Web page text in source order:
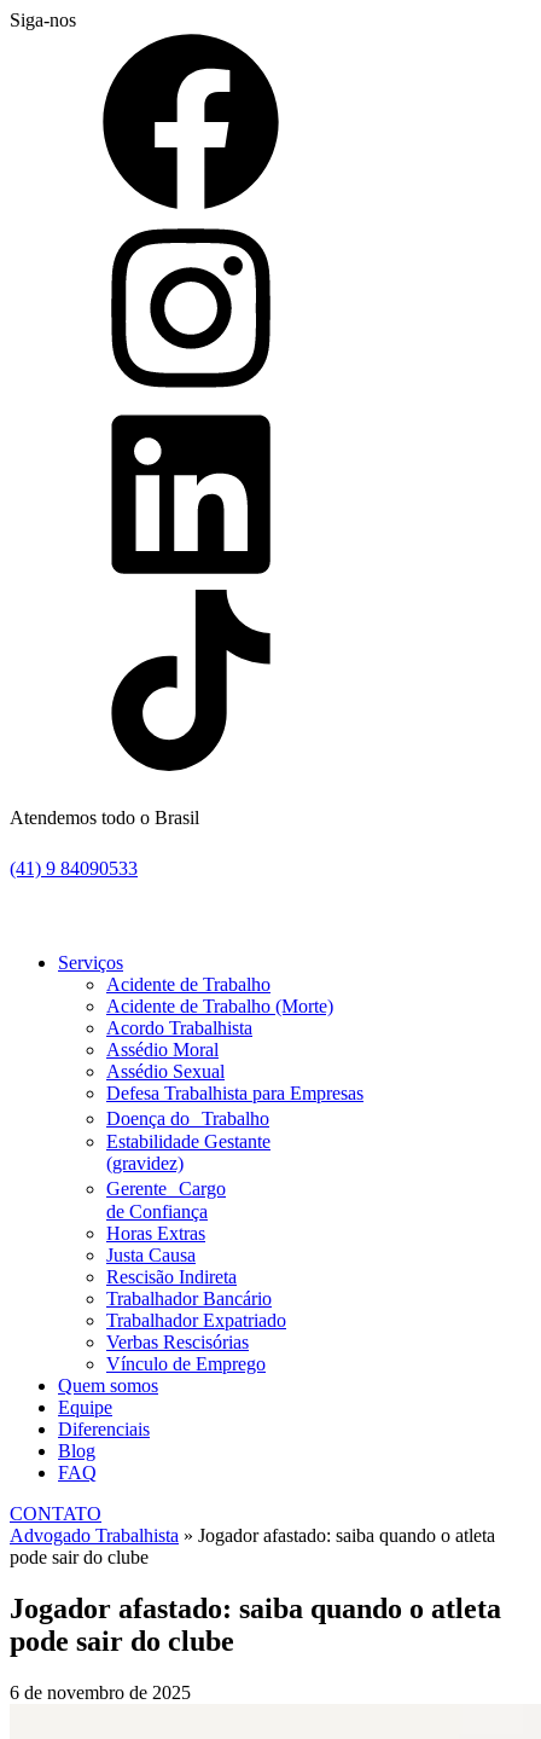
Siga-nos
Atendemos todo o Brasil
(41) 9 84090533
Serviços
Acidente de Trabalho
Acidente de Trabalho (Morte)
Acordo Trabalhista
Assédio Moral
Assédio Sexual
Defesa Trabalhista para Empresas
Doença do Trabalho
Estabilidade Gestante
(gravidez)
Gerente Cargo
de Confiança
Horas Extras
Justa Causa
Rescisão Indireta
Trabalhador Bancário
Trabalhador Expatriado
Verbas Rescisórias
Vínculo de Emprego
Quem somos
Equipe
Diferenciais
Blog
FAQ
CONTATO
Advogado Trabalhista » Jogador afastado: saiba quando o atleta
pode sair do clube
Jogador afastado: saiba quando o atleta
pode sair do clube
6 de novembro de 2025